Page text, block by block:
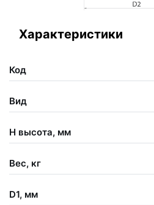
Характеристики
Код
Вид
Н высота, мм
Вес, кг
D1, мм